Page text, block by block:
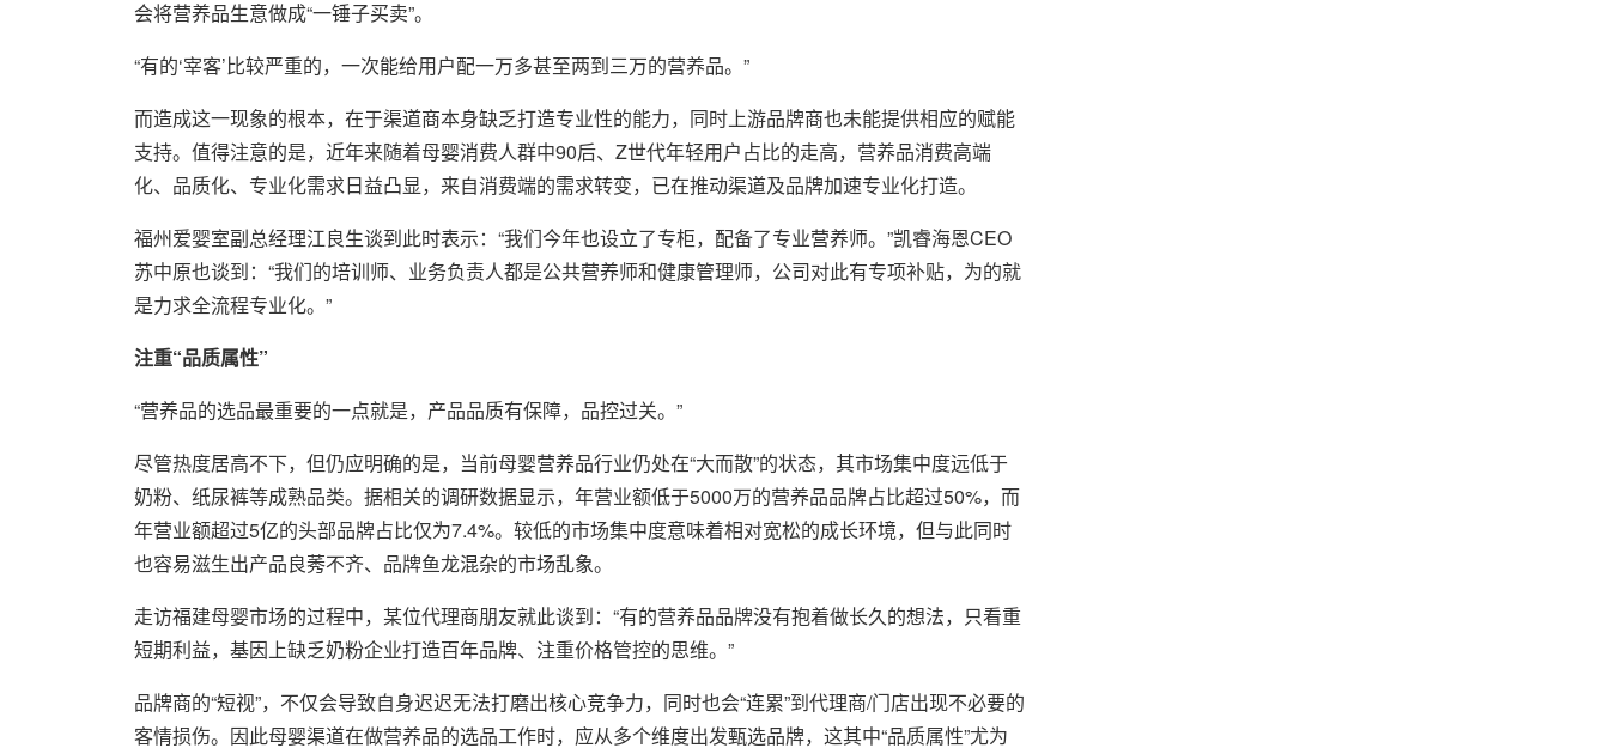
会将营养品生意做成“一锤子买卖”。
“有的‘宰客’比较严重的，一次能给用户配一万多甚至两到三万的营养品。”
而造成这一现象的根本，在于渠道商本身缺乏打造专业性的能力，同时上游品牌商也未能提供相应的赋能
支持。值得注意的是，近年来随着母婴消费人群中90后、Z世代年轻用户占比的走高，营养品消费高端
化、品质化、专业化需求日益凸显，来自消费端的需求转变，已在推动渠道及品牌加速专业化打造。
福州爱婴室副总经理江良生谈到此时表示：“我们今年也设立了专柜，配备了专业营养师。”凯睿海恩CEO
苏中原也谈到：“我们的培训师、业务负责人都是公共营养师和健康管理师，公司对此有专项补贴，为的就
是力求全流程专业化。”
注重“品质属性”
“营养品的选品最重要的一点就是，产品品质有保障，品控过关。”
尽管热度居高不下，但仍应明确的是，当前母婴营养品行业仍处在“大而散”的状态，其市场集中度远低于
奶粉、纸尿裤等成熟品类。据相关的调研数据显示，年营业额低于5000万的营养品品牌占比超过50%，而
年营业额超过5亿的头部品牌占比仅为7.4%。较低的市场集中度意味着相对宽松的成长环境，但与此同时
也容易滋生出产品良莠不齐、品牌鱼龙混杂的市场乱象。
走访福建母婴市场的过程中，某位代理商朋友就此谈到：“有的营养品品牌没有抱着做长久的想法，只看重
短期利益，基因上缺乏奶粉企业打造百年品牌、注重价格管控的思维。”
品牌商的“短视”，不仅会导致自身迟迟无法打磨出核心竞争力，同时也会“连累”到代理商/门店出现不必要的
客情损伤。因此母婴渠道在做营养品的选品工作时，应从多个维度出发甄选品牌，这其中“品质属性”尤为